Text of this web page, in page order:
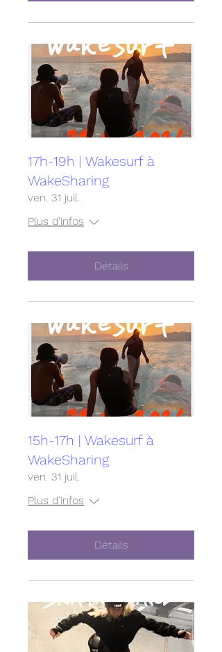
17h-19h | Wakesurf à
WakeSharing
ven. 31 juil.
Plus d'infos
Détails
15h-17h | Wakesurf à
WakeSharing
ven. 31 juil.
Plus d'infos
Détails